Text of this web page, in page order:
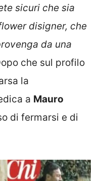
sicuri che sia
disigner, che
da una
che sul profilo
la
a Mauro
di fermarsi e di